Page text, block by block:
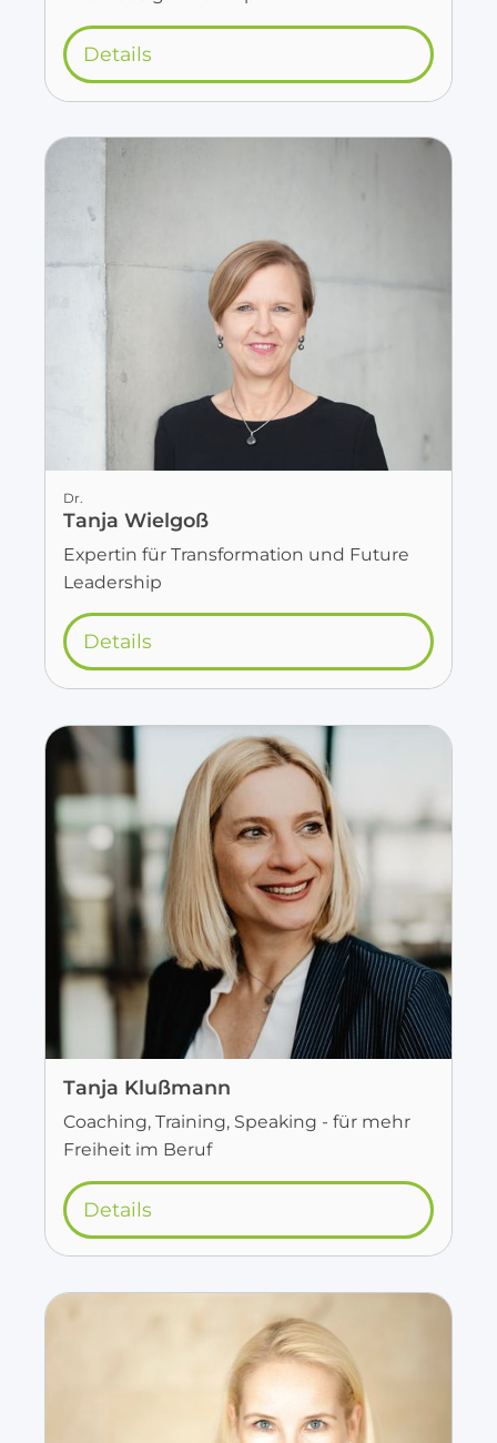
Details
Dr.
Tanja Wielgoß
Expertin für Transformation und Future
Leadership
Details
Tanja Klußmann
Coaching, Training, Speaking - für mehr
Freiheit im Beruf
Details